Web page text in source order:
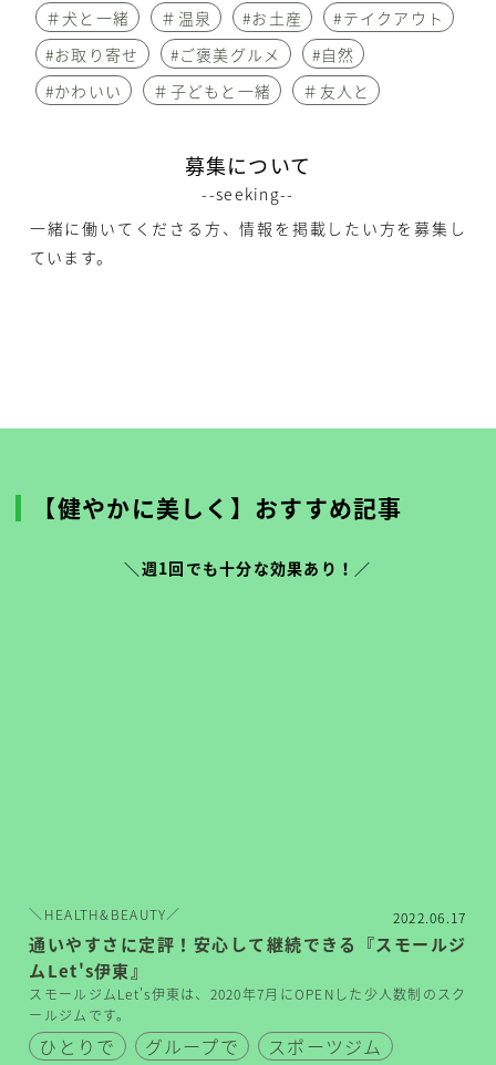
＃犬と一緒 ＃温泉 #お土産
#テイクアウト
#お取り寄せ
#ご褒美グルメ
#自然
#かわいい
＃子どもと一緒 ＃友人と
募集について
--seeking--
一緒に働いてくださる方、情報を掲載したい方を募集し
ています。
【健やかに美しく】おすすめ記事
＼週1回でも十分な効果あり！／
＼HEALTH&BEAUTY／ 2022.06.17
通いやすさに定評！安心して継続できる『スモールジ
ムLet's伊東』
スモールジムLet's伊東は、2020年7月にOPENした少人数制のスク
ールジムです。
ひとりで グループで
スポーツジム